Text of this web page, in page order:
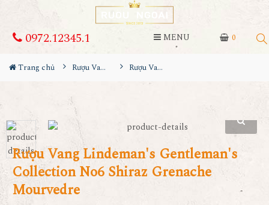
0
0972.12345.1 MENU
Trang chủ Rượu Vang Rượu Vang Lindeman's Gentleman's Collection No6 Shiraz Grenache Mourvedre
Rượu Vang Lindeman's Gentleman's
Collection No6 Shiraz Grenache
Mourvedre